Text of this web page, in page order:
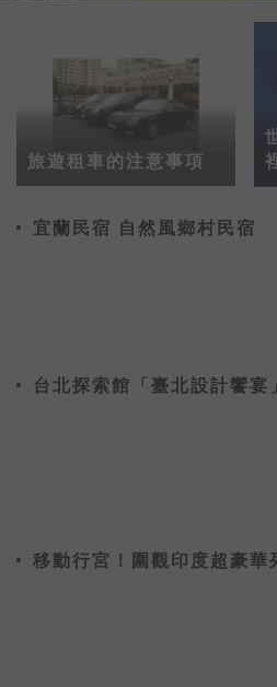
旅遊租車的注意事項
宜蘭民宿 自然風鄉村民宿
台北探索館「臺北設計饗宴
移動行宮！圍觀印度超豪華